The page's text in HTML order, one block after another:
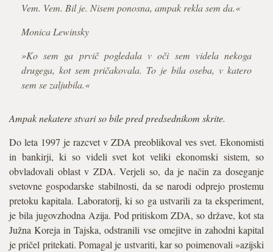
Vem. Vem. Bil je. Nisem ponosna, ampak rekla sem da.«
Monica Lewinsky
»Ko sem ga prvič pogledala v oči sem videla nekoga
drugega, kot sem pričakovala. To je bila oseba, v katero
sem se zaljubila.«
Ampak nekatere stvari so bile pred predsednikom skrite.
Do leta 1997 je razcvet v ZDA preoblikoval ves svet. Ekonomisti
in bankirji, ki so videli svet kot veliki ekonomski sistem, so
obvladovali oblast v ZDA. Verjeli so, da je način za doseganje
svetovne gospodarske stabilnosti, da se narodi odprejo prostemu
pretoku kapitala. Laboratorij, ki so ga ustvarili za ta eksperiment,
je bila jugovzhodna Azija. Pod pritiskom ZDA, so države, kot sta
Južna Koreja in Tajska, odstranili vse omejitve in zahodni kapital
je pričel pritekati. Pomagal je ustvariti, kar so poimenovali »azijski